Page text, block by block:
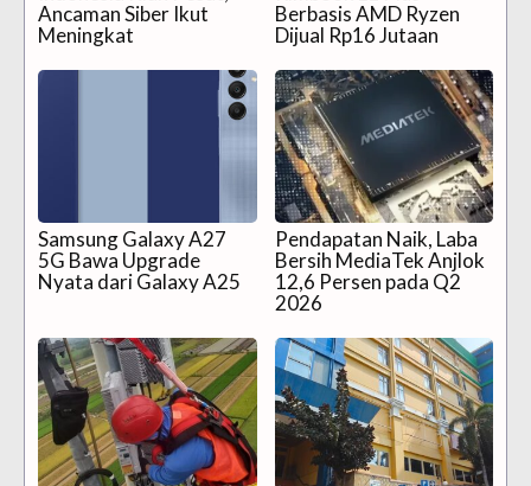
Ancaman Siber Ikut
Meningkat
Berbasis AMD Ryzen
Dijual Rp16 Jutaan
Samsung Galaxy A27
5G Bawa Upgrade
Nyata dari Galaxy A25
Pendapatan Naik, Laba
Bersih MediaTek Anjlok
12,6 Persen pada Q2
2026